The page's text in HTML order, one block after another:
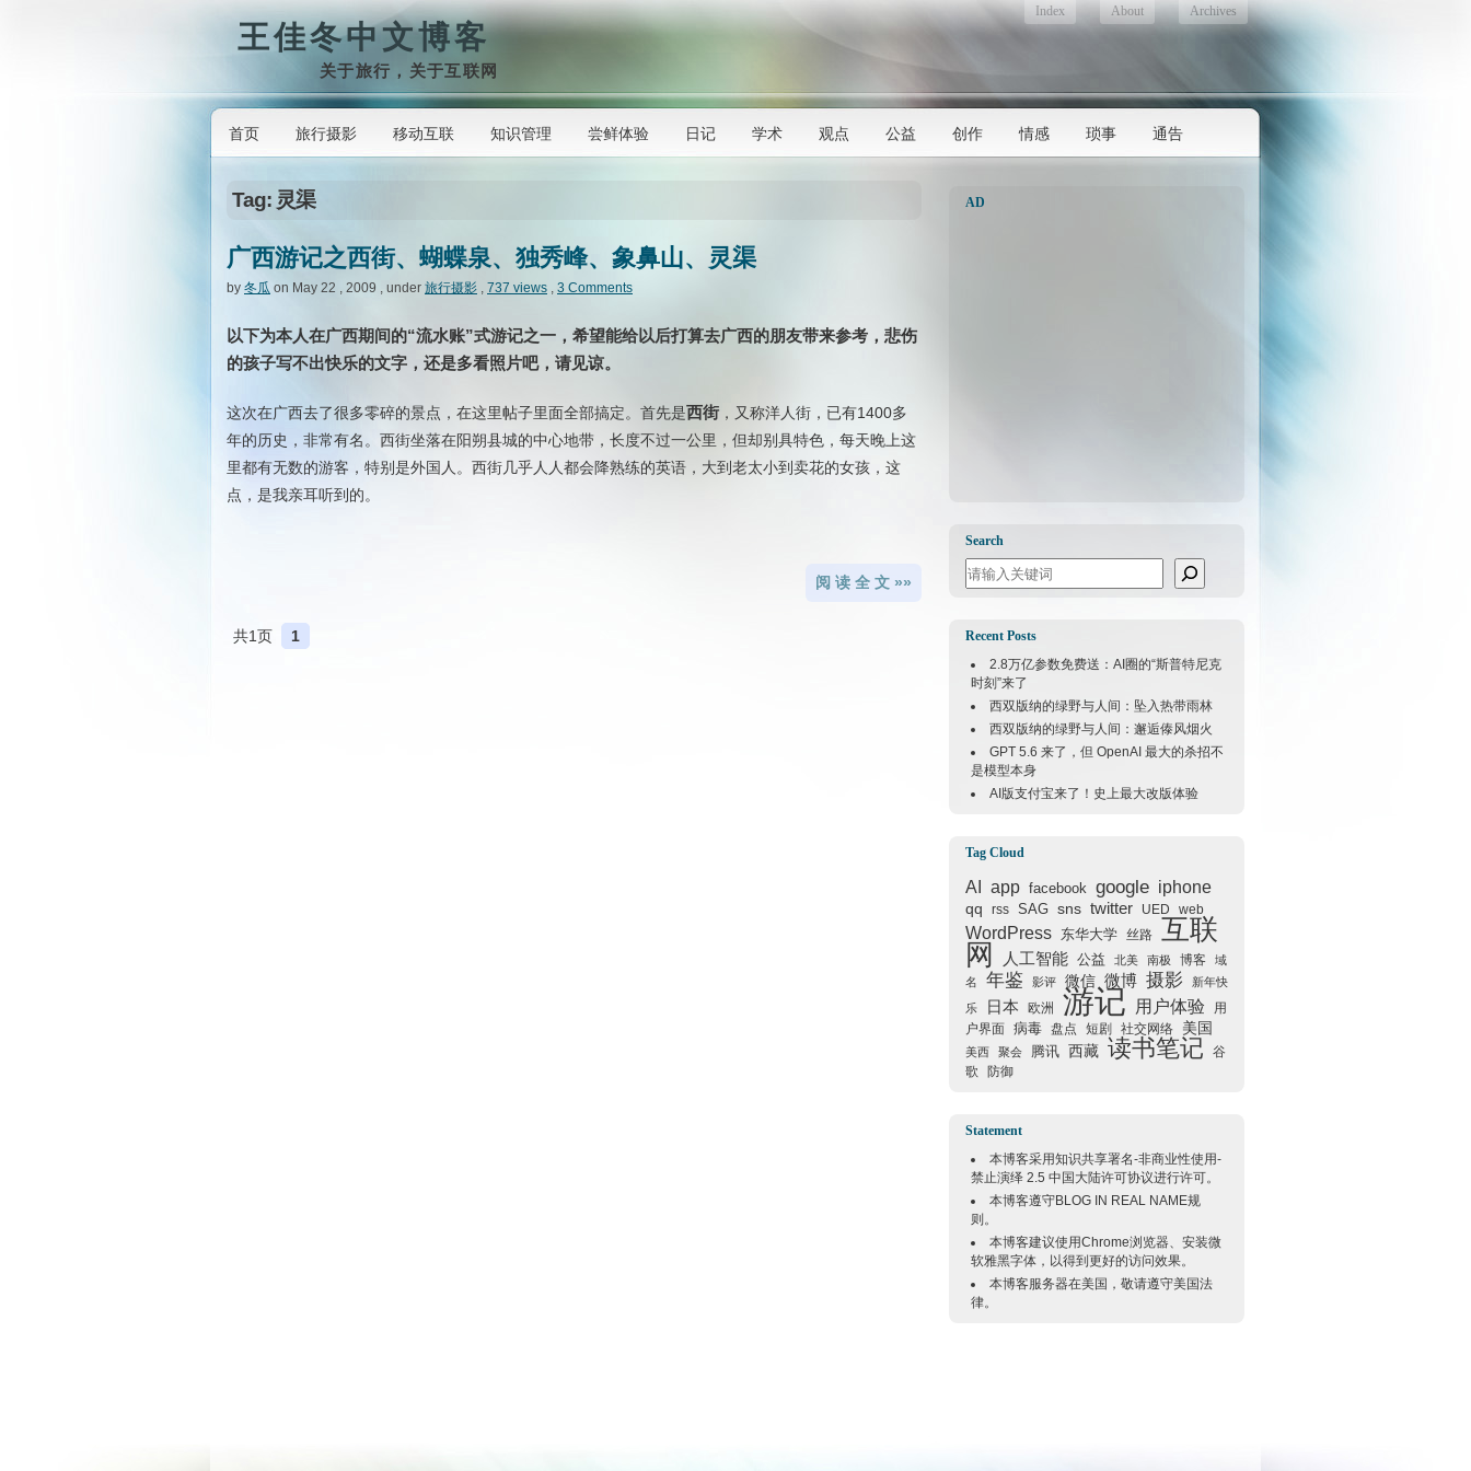
王佳冬中文博客
关于旅行，关于互联网
Index About Archives
首页 旅行摄影 移动互联 知识管理 尝鲜体验 日记 学术 观点 公益 创作 情感 琐事 通告
Tag: 灵渠
广西游记之西街、蝴蝶泉、独秀峰、象鼻山、灵渠
by 冬瓜 on May 22 , 2009 , under 旅行摄影 , 737 views , 3 Comments
以下为本人在广西期间的“流水账”式游记之一，希望能给以后打算去广西的朋友带来参考，悲伤
的孩子写不出快乐的文字，还是多看照片吧，请见谅。
这次在广西去了很多零碎的景点，在这里帖子里面全部搞定。首先是西街 ，又称洋人街，已有1400多
年的历史，非常有名。西街坐落在阳朔县城的中心地带，长度不过一公里，但却别具特色，每天晚上这
里都有无数的游客，特别是外国人。西街几乎人人都会降熟练的英语，大到老太小到卖花的女孩，这
点，是我亲耳听到的。
阅 读 全 文 »»
共1页 1
AD
Search
Search
Recent Posts
2.8万亿参数免费送：AI圈的“斯普特尼克
时刻”来了
西双版纳的绿野与人间：坠入热带雨林
西双版纳的绿野与人间：邂逅傣风烟火
GPT 5.6 来了，但 OpenAI 最大的杀招不
是模型本身
AI版支付宝来了！史上最大改版体验
Tag Cloud
AI app facebook google iphone
qq rss SAG sns twitter UED web
WordPress 东华大学 丝路 互联
网
人工智能 公益 北美 南极 博客
域
名
年鉴 影评 微信 微博 摄影
新年快
乐
日本 欧洲 游记 用户体验
用
户界面
病毒 盘点 短剧 社交网络 美国
美西 聚会 腾讯 西藏 读书笔记
谷
歌
防御
Statement
本博客采用知识共享署名-非商业性使用-
禁止演绎 2.5 中国大陆许可协议进行许可。
本博客遵守BLOG IN REAL NAME规
则。
本博客建议使用Chrome浏览器、安装微
软雅黑字体，以得到更好的访问效果。
本博客服务器在美国 ，敬请遵守美国法
律。